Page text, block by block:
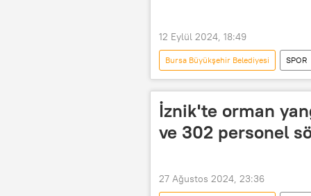
12 Eylül 2024, 18:49
Bursa Büyükşehir Belediyesi SPOR
Ziraat Türkiye Kupası
Maç
İznik'te orman
ve 302 personel
27 Ağustos 2024, 23:36